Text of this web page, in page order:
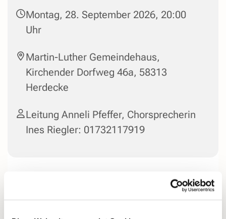
Montag, 28. September 2026, 20:00
Uhr
Martin-Luther Gemeindehaus,
Kirchender Dorfweg 46a, 58313
Herdecke
Leitung Anneli Pfeffer, Chorsprecherin
Ines Riegler: 01732117919
Unser Kirchenchor besteht aus 17 engagierten